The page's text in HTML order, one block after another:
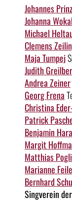
Johannes Prinz
Johanna
Michael
Clemens
Maja Tumpej
Judith
Andrea Zeiner
Georg Frena
Christina
Patrick
Benjamin
Margit
Matthias
Marianne
Bernhard
Singverein